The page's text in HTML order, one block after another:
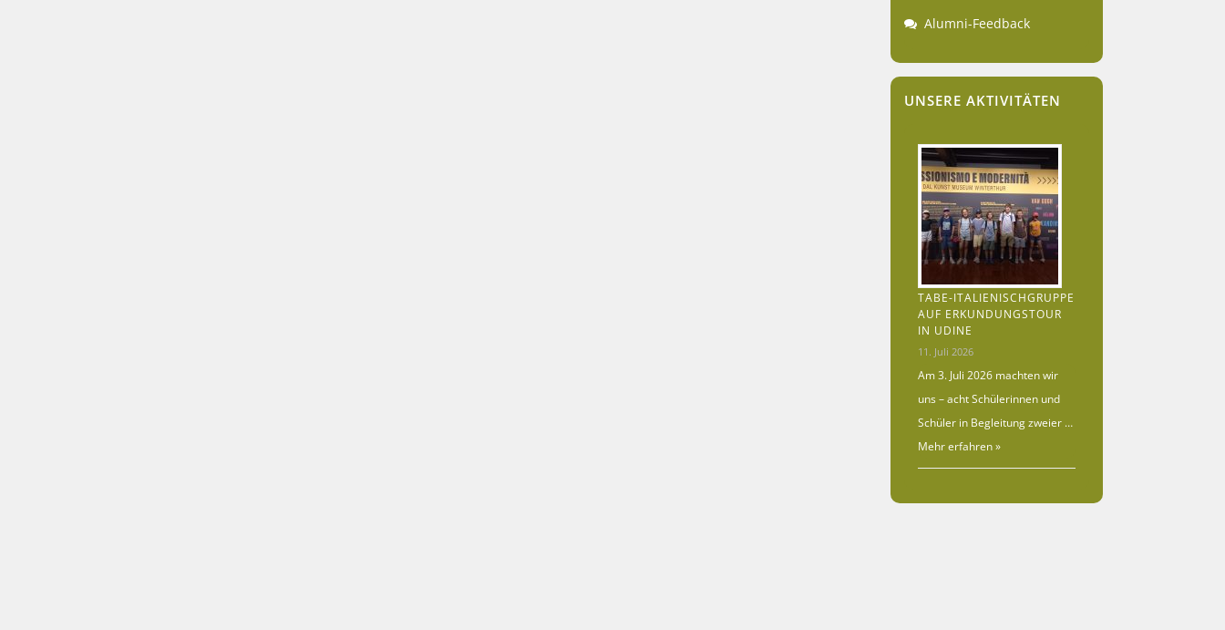
Alumni-Feedback
UNSERE AKTIVITÄTEN
TABE-ITALIENISCHGRUPPE
AUF ERKUNDUNGSTOUR
IN UDINE
11. Juli 2026
Am 3. Juli 2026 machten wir
uns – acht Schülerinnen und
Schüler in Begleitung zweier …
Mehr erfahren »